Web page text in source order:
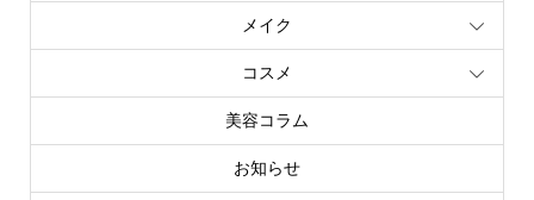
メイク
コスメ
美容コラム
お知らせ